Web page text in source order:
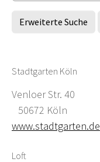
Erweiterte Suche
Stadtgarten Köln
Venloer Str. 40
50672 Köln
www.stadtgarten.de
Loft